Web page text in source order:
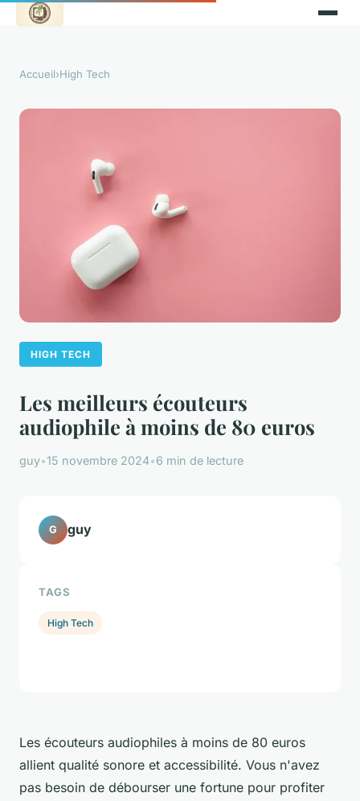
Accueil›High Tech
HIGH TECH
Les meilleurs écouteurs
audiophile à moins de 80 euros
guy•15 novembre 2024•6 min de lecture
Les écouteurs audiophiles à moins de 80 euros
allient qualité sonore et accessibilité. Vous n'avez
pas besoin de débourser une fortune pour profiter
G guy
TAGS
High Tech